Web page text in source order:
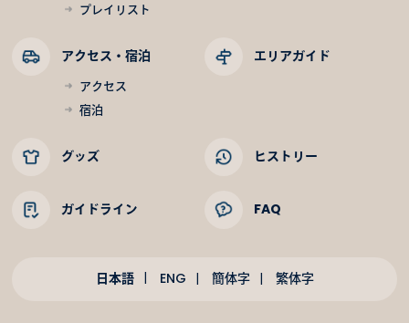
プレイリスト
アクセス・宿泊
アクセス
宿泊
エリアガイド
グッズ ヒストリー
ガイドライン FAQ
日本語 ENG 簡体字 繁体字